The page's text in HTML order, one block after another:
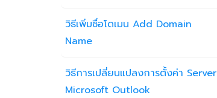
วิธีเพิ่มชื่อโดเมน Add Domain
Name
วิธีการเปลี่ยนแปลงการตั้งค่า Server
Microsoft Outlook